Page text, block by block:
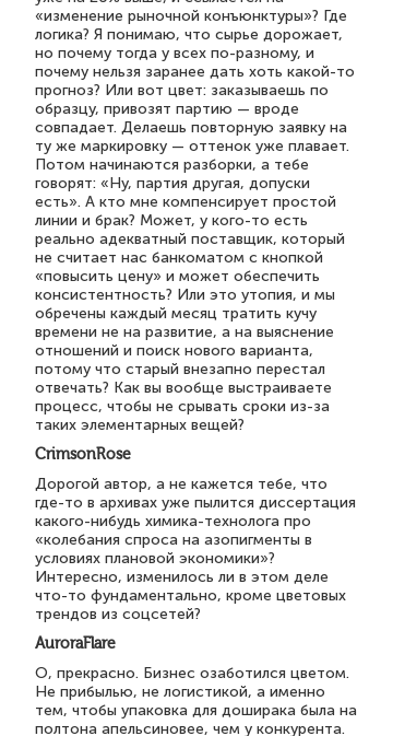
«изменение рыночной конъюнктуры»? Где
логика? Я понимаю, что сырье дорожает,
но почему тогда у всех по-разному, и
почему нельзя заранее дать хоть какой-то
прогноз? Или вот цвет: заказываешь по
образцу, привозят партию — вроде
совпадает. Делаешь повторную заявку на
ту же маркировку — оттенок уже плавает.
Потом начинаются разборки, а тебе
говорят: «Ну, партия другая, допуски
есть». А кто мне компенсирует простой
линии и брак? Может, у кого-то есть
реально адекватный поставщик, который
не считает нас банкоматом с кнопкой
«повысить цену» и может обеспечить
консистентность? Или это утопия, и мы
обречены каждый месяц тратить кучу
времени не на развитие, а на выяснение
отношений и поиск нового варианта,
потому что старый внезапно перестал
отвечать? Как вы вообще выстраиваете
процесс, чтобы не срывать сроки из-за
таких элементарных вещей?
CrimsonRose
Дорогой автор, а не кажется тебе, что
где-то в архивах уже пылится диссертация
какого-нибудь химика-технолога про
«колебания спроса на азопигменты в
условиях плановой экономики»?
Интересно, изменилось ли в этом деле
что-то фундаментально, кроме цветовых
трендов из соцсетей?
AuroraFlare
О, прекрасно. Бизнес озаботился цветом.
Не прибылью, не логистикой, а именно
тем, чтобы упаковка для доширака была на
полтона апельсиновее, чем у конкурента.